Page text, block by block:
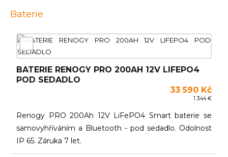
Baterie
BATERIE RENOGY PRO 200AH 12V LIFEPO4
POD SEDADLO
33 590 Kč
1 344 €
Renogy PRO 200Ah 12V LiFePO4 Smart baterie se
samovyhříváním a Bluetooth - pod sedadlo. Odolnost
IP 65. Záruka 7 let.